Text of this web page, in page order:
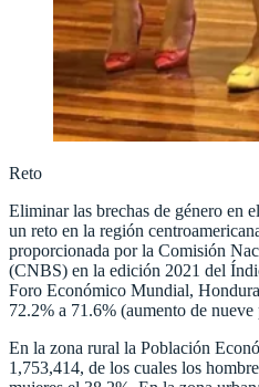
Reto
Eliminar las brechas de género en
un reto en la región
proporcionada por la Comisión
(CNBS) en la edición 2021 del
Foro Económico Mundial,
72.2% a 71.6% (aumento de
En la zona rural la Población
1,753,414, de los cuales los